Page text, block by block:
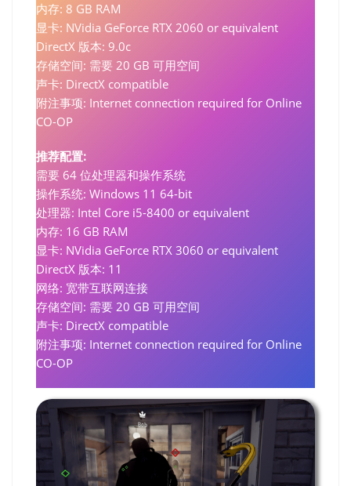
内存: 8 GB RAM
显卡: NVidia GeForce RTX 2060 or equivalent
DirectX 版本: 9.0c
存储空间: 需要 20 GB 可用空间
声卡: DirectX compatible
附注事项: Internet connection required for Online
CO-OP
推荐配置:
需要 64 位处理器和操作系统
操作系统: Windows 11 64-bit
处理器: Intel Core i5-8400 or equivalent
内存: 16 GB RAM
显卡: NVidia GeForce RTX 3060 or equivalent
DirectX 版本: 11
网络: 宽带互联网连接
存储空间: 需要 20 GB 可用空间
声卡: DirectX compatible
附注事项: Internet connection required for Online
CO-OP